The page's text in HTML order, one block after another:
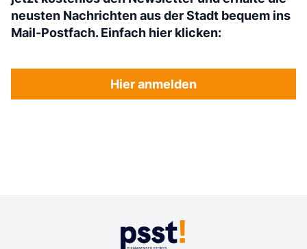
neusten Nachrichten aus der Stadt bequem ins
Mail-Postfach. Einfach hier klicken:
Hier anmelden